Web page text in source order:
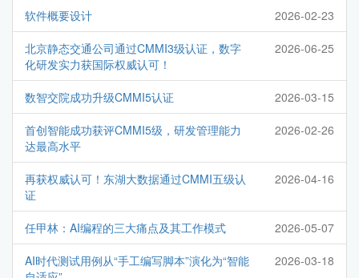
软件概要设计 2026-02-23
北京静态交通公司通过CMMI3级认证，数字
化研发实力获国际权威认可！
2026-06-25
数智交院成功升级CMMI5认证 2026-03-15
首创智能成功获评CMMI5级，研发管理能力
达最高水平
2026-02-26
再获权威认可！东湖大数据通过CMMI五级认
证
2026-04-16
任甲林：AI编程的三大痛点及其工作模式 2026-05-07
AI时代测试用例从“手工编写脚本”演化为“智能
2026-03-18